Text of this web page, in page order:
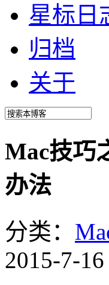
星标日
归档
关于
Mac技巧
办法
分类：
2015-7-